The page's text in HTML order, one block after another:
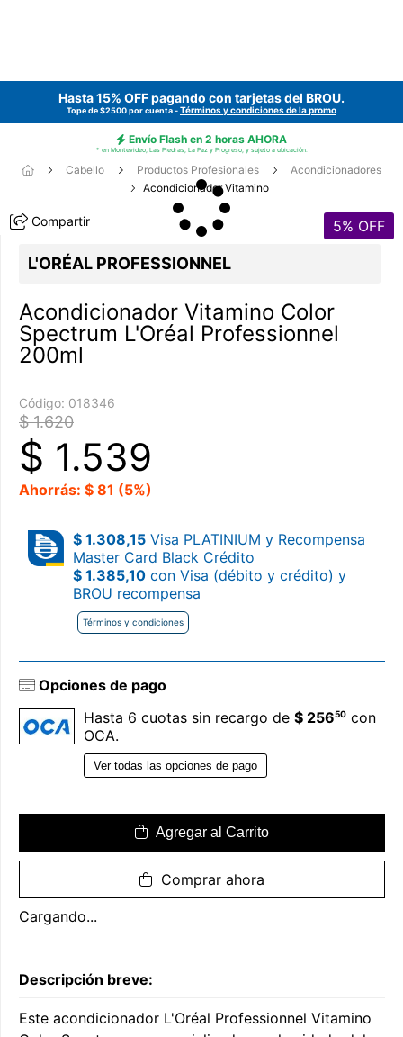
Hasta 15% OFF pagando con tarjetas del BROU.
Tope de $2500 por cuenta -Términos y condiciones de la promo
Envío Flash en 2 horas AHORA
* en Montevideo, Las Piedras, La Paz y Progreso, y sujeto a ubicación.
Cabello Productos Profesionales
Acondicionadores
Acondicionador Vitamino
Compartir 5% OFF
L'ORÉAL PROFESSIONNEL
Acondicionador Vitamino Color
Spectrum L'Oréal Professionnel
200ml
Código: 018346
$ 1.620
$ 1.539
Ahorrás: $ 81 (5%)
$ 1.308,15 Visa PLATINIUM y Recompensa
Master Card Black Crédito
$ 1.385,10 con Visa (débito y crédito) y
BROU recompensa
Términos y condiciones
Opciones de pago
Hasta 6 cuotas sin recargo de $ 25650 con
OCA.
Ver todas las opciones de pago
Agregar al Carrito
Comprar ahora
Cargando...
Descripción breve:
Este acondicionador L'Oréal Professionnel Vitamino